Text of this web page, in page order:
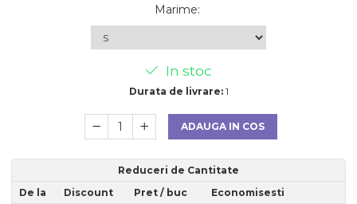
Marime:
In stoc
Durata de livrare:1
ADAUGA IN COS
Reduceri de Cantitate
De la
Discount Pret / buc Economisesti